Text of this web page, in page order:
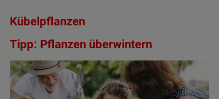
Kübelpflanzen
Tipp: Pflanzen überwintern